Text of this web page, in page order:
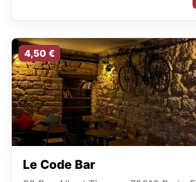
4,50 €
Le Code Bar